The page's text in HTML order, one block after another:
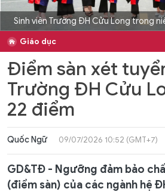
Sinh viên Trường ĐH Cửu Long trong
Giáo dục
Điểm sàn xét
Trường ĐH Cửu
22 điểm
Quốc Ngữ 09/07/2026 10:52 (GMT+7)
GD&TĐ - Ngưỡng đảm bảo
(điểm sàn) của các ngành hệ